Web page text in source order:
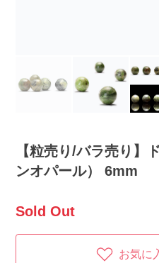
【粒売り/バラ売り】
ンオパール） 6mm
Sold Out
お気に